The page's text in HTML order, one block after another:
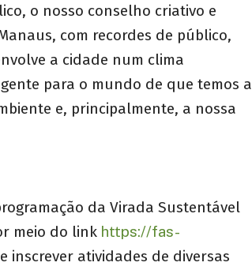
o nosso conselho criativo e
com recordes de público,
a cidade num clima
para o mundo de que temos a
e, principalmente, a nossa
da Virada Sustentável
meio do link https://fas-
inscrever atividades de diversas